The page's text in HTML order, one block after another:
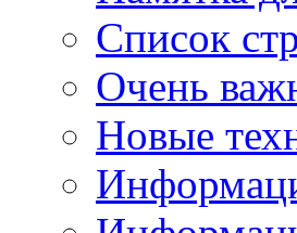
Список
Очень
Новые